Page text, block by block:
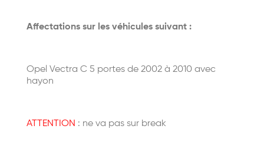
Affectations sur les véhicules suivant :
Opel Vectra C 5 portes de 2002 à 2010 avec
hayon
ATTENTION : ne va pas sur break